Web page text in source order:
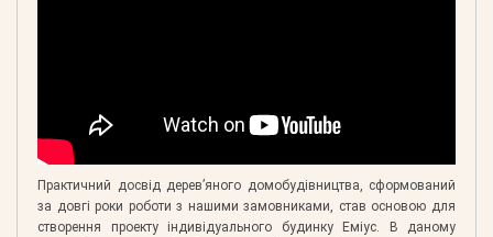
Практичний досвід дерев’яного домобудівництва, сформований
за довгі роки роботи з нашими замовниками, став основою для
створення проекту індивідуального будинку Еміус. В даному